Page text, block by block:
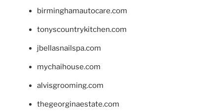
birminghamautocare.com
tonyscountrykitchen.com
jbellasnailspa.com
mychaihouse.com
alvisgrooming.com
thegeorginaestate.com